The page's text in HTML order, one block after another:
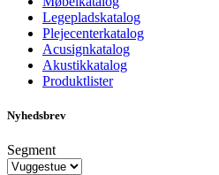
Legepladskatalog
Plejecenterkatalog
Acusignkatalog
Akustikkatalog
Produktlister
Nyhedsbrev
Segment